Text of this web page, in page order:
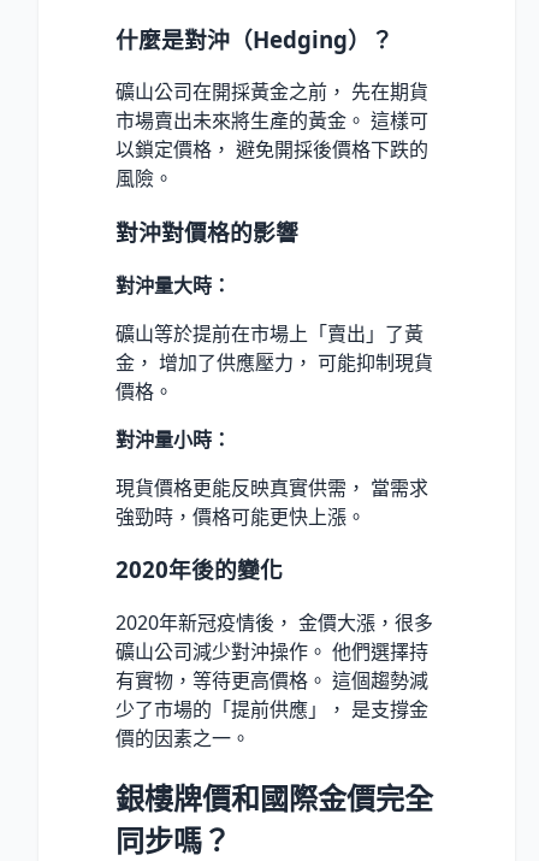
什麼是對沖（Hedging）？
礦山公司在開採黃金之前， 先在期貨
市場賣出未來將生產的黃金。 這樣可
以鎖定價格， 避免開採後價格下跌的
風險。
對沖對價格的影響
對沖量大時：
礦山等於提前在市場上「賣出」了黃
金， 增加了供應壓力， 可能抑制現貨
價格。
對沖量小時：
現貨價格更能反映真實供需， 當需求
強勁時，價格可能更快上漲。
2020年後的變化
2020年新冠疫情後， 金價大漲，很多
礦山公司減少對沖操作。 他們選擇持
有實物，等待更高價格。 這個趨勢減
少了市場的「提前供應」， 是支撐金
價的因素之一。
銀樓牌價和國際金價完全
同步嗎？